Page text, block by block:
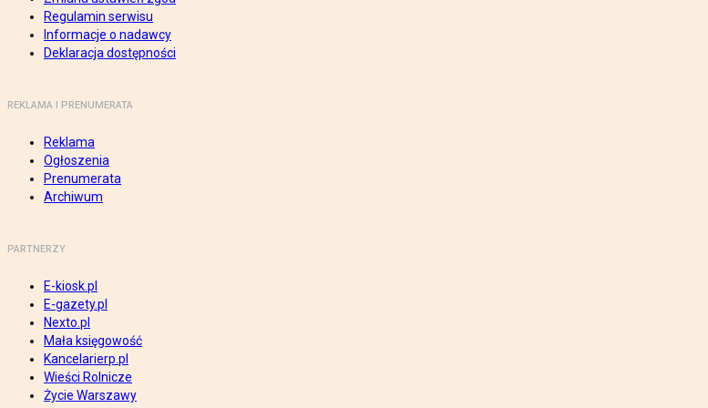
Regulamin serwisu
Informacje o nadawcy
Deklaracja dostępności
REKLAMA I PRENUMERATA
Reklama
Ogłoszenia
Prenumerata
Archiwum
PARTNERZY
E-kiosk.pl
E-gazety.pl
Nexto.pl
Mała księgowość
Kancelarierp.pl
Wieści Rolnicze
Życie Warszawy